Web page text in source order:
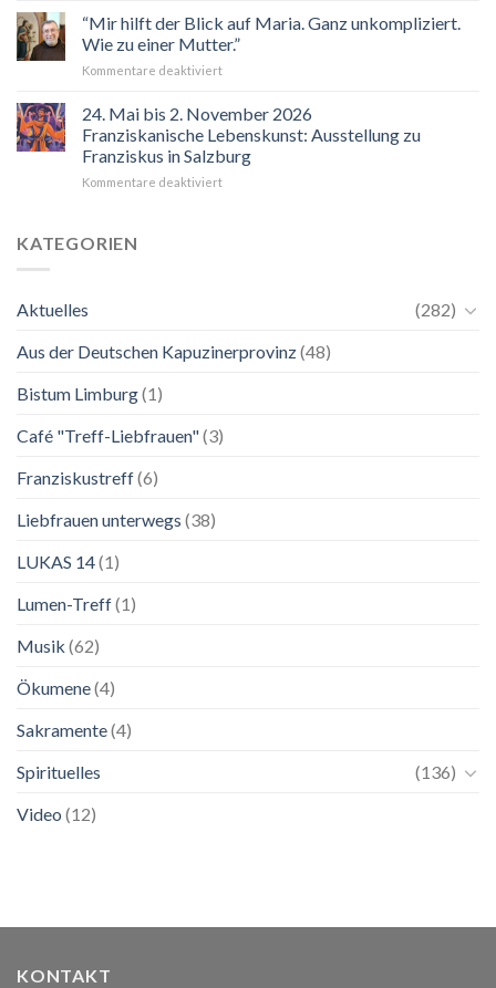
“Mir hilft der Blick auf Maria. Ganz unkompliziert.
Wie zu einer Mutter.”
Kommentare deaktiviertfür
hilft
der
Blick
auf
Maria.
24. Mai bis 2. November 2026
Franziskanische Lebenskunst: Ausstellung zu
Franziskus in Salzburg
Kommentare deaktiviertfür
Ausstellung
KATEGORIEN
Aktuelles
(282)
Aus der Deutschen Kapuzinerprovinz(48)
Bistum Limburg(1)
Café "Treff-Liebfrauen"(3)
Franziskustreff(6)
Liebfrauen unterwegs (38)
LUKAS 14(1)
Lumen-Treff(1)
Musik (62)
Ökumene(4)
Sakramente(4)
Spirituelles
(136)
Video (12)
KONTAKT